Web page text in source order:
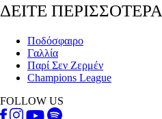
ΔΕΙΤΕ ΠΕΡΙΣΣΟΤΕΡΑ
Ποδόσφαιρο
Γαλλία
Παρί Σεν Ζερμέν
Champions League
FOLLOW US